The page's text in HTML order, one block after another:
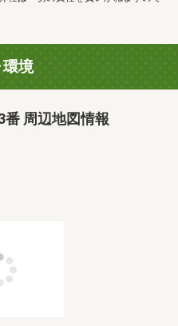
境
周辺地図情報